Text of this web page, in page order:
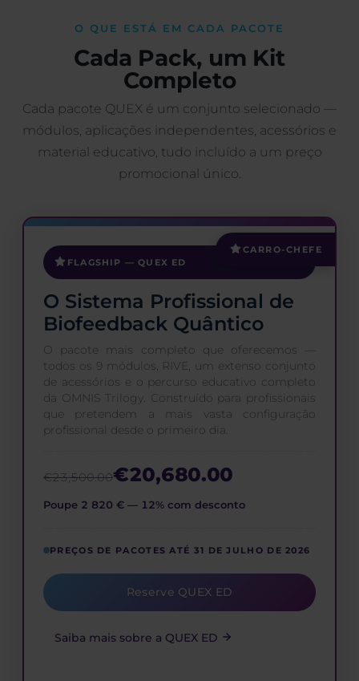
O QUE ESTÁ EM CADA PACOTE
Cada Pack, um Kit
Completo
Cada pacote QUEX é um conjunto selecionado —
módulos, aplicações independentes, acessórios e
material educativo, tudo incluído a um preço
promocional único.
CARRO-CHEFE
FLAGSHIP — QUEX ED
O Sistema Profissional de
Biofeedback Quântico
O pacote mais completo que oferecemos —
todos os 9 módulos, RIVE, um extenso conjunto
de acessórios e o percurso educativo completo
da OMNIS Trilogy. Construído para profissionais
que pretendem a mais vasta configuração
profissional desde o primeiro dia.
€23,500.00€20,680.00
Poupe 2 820 € — 12% com desconto
PREÇOS DE PACOTES ATÉ 31 DE JULHO DE 2026
Reserve QUEX ED
Saiba mais sobre a QUEX ED